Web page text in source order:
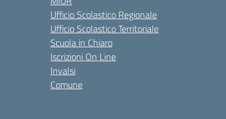
Ufficio Scolastico Regionale
Ufficio Scolastico Territoriale
Scuola in Chiaro
Iscrizioni On Line
Invalsi
Comune